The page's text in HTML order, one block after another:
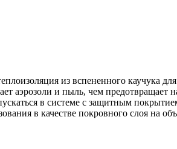
из вспененного каучука
аэрозоли и пыль, чем предотвращает
в системе c защитным
в качестве покровного слоя на